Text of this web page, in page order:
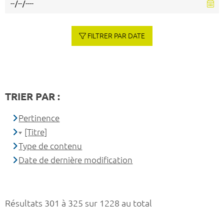
Résultats 301 à 325 sur 1228 au total
FILTRER PAR DATE
TRIER PAR :
Pertinence
[Titre]
Type de contenu
Date de dernière modification